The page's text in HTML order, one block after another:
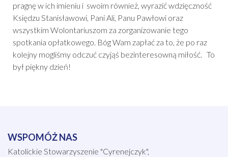
pragnę w ich imieniu i swoim również, wyrazić wdzięczność
Księdzu Stanisławowi, Pani Ali, Panu Pawłowi oraz
wszystkim Wolontariuszom za zorganizowanie tego
spotkania opłatkowego. Bóg Wam zapłać za to, że po raz
kolejny mogliśmy odczuć czyjąś bezinteresowną miłość. To
był piękny dzień!
WSPOMÓŻ NAS
Katolickie Stowarzyszenie "Cyrenejczyk",